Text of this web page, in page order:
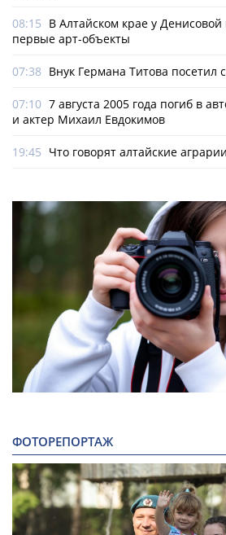
08:15 В Алтайском крае у
первые арт-объекты
07:38 Внук Германа Титова посетил
07:10 7 августа 2005 года погиб в
и актер Михаил Евдокимов
19:45 Что говорят алтайские
ФОТОРЕПОРТАЖ